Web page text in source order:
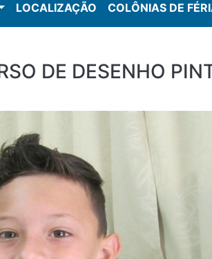
LOCALIZAÇÃO COLÔNIAS DE
DE DESENHO